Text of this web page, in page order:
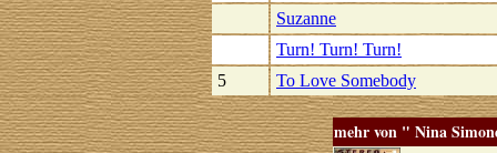
Suzanne
Turn! Turn! Turn!
5
To Love Somebody
mehr von " Nina